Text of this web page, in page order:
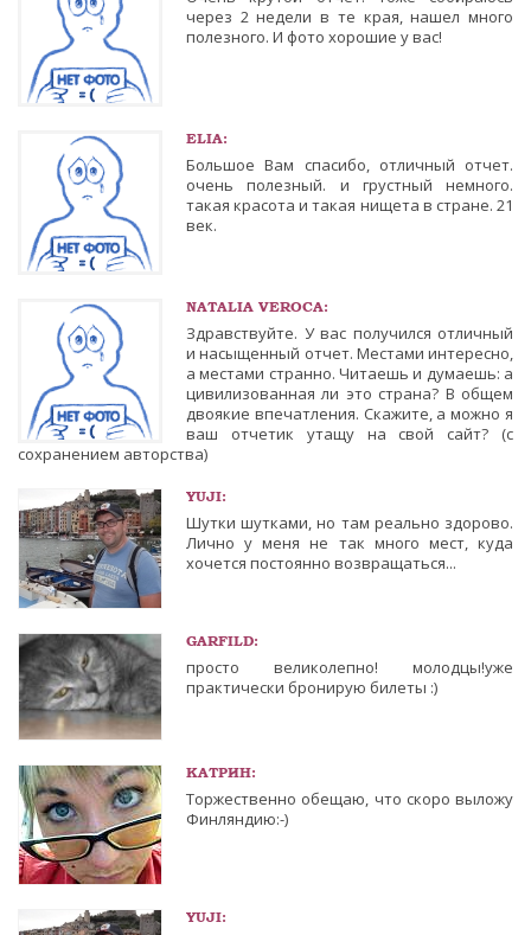
через 2 недели в те края, нашел много
полезного. И фото хорошие у вас!
ELIA:
Большое Вам спасибо, отличный отчет.
очень полезный. и грустный немного.
такая красота и такая нищета в стране. 21
век.
NATALIA VEROCA:
Здравствуйте. У вас получился отличный
и насыщенный отчет. Местами интересно,
а местами странно. Читаешь и думаешь: а
цивилизованная ли это страна? В общем
двоякие впечатления. Скажите, а можно я
ваш отчетик утащу на свой сайт? (с
сохранением авторства)
YUJI:
Шутки шутками, но там реально здорово.
Лично у меня не так много мест, куда
хочется постоянно возвращаться...
GARFILD:
просто великолепно! молодцы!уже
практически бронирую билеты :)
КАТРИН:
Торжественно обещаю, что скоро выложу
Финляндию:-)
YUJI: